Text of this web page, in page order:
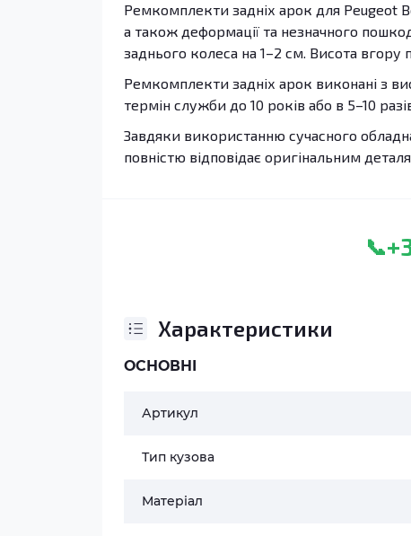
Ремкомплекти задніх арок для Peugeot
а також деформації та незначного
заднього колеса на 1–2 см. Висота
Ремкомплекти задніх арок виконані з
термін служби до 10 років або в 5–10
Завдяки використанню сучасного
повністю відповідає оригінальним
📞
Характеристики
ОСНОВНІ
Артикул
Тип кузова
Матеріал